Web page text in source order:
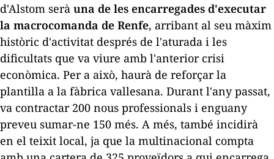
d'Alstom serà una de les encarregades d'executar
la macrocomanda de Renfe, arribant al seu màxim
històric d'activitat després de l'aturada i les
dificultats que va viure amb l'anterior crisi
econòmica. Per a això, haurà de reforçar la
plantilla a la fàbrica vallesana. Durant l'any passat,
va contractar 200 nous professionals i enguany
preveu sumar-ne 150 més. A més, també incidirà
en el teixit local, ja que la multinacional compta